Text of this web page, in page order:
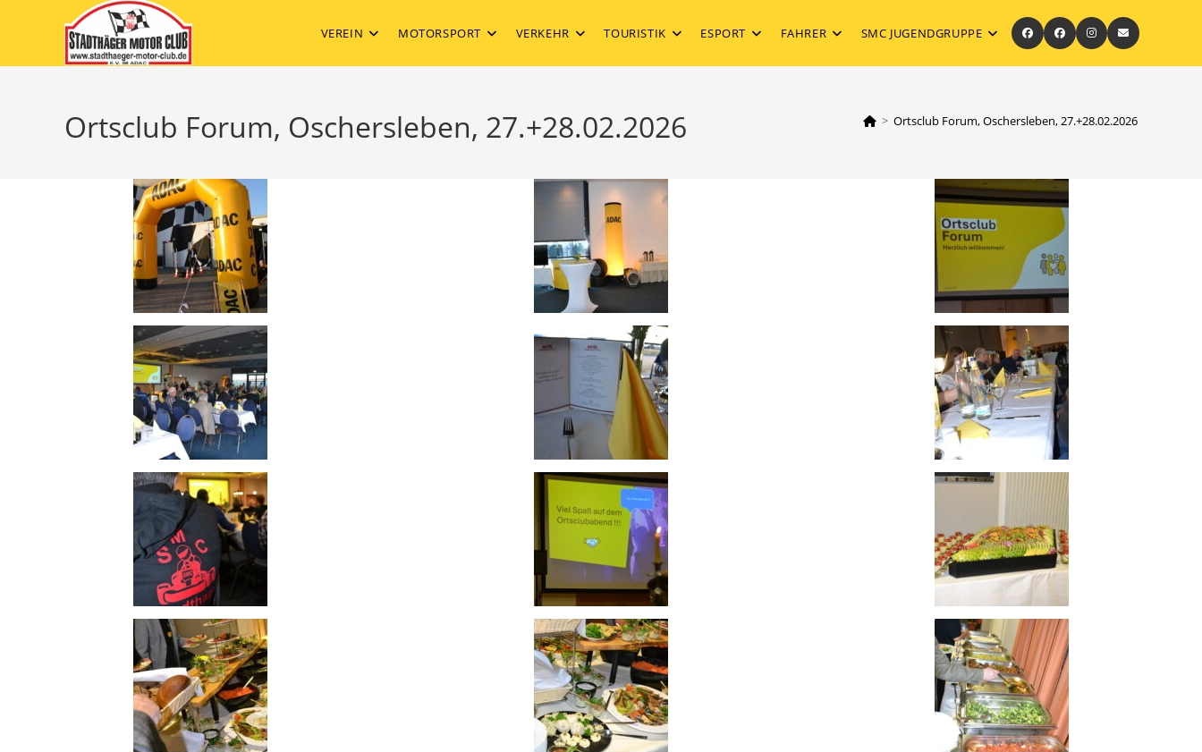
VEREIN MOTORSPORT VERKEHR TOURISTIK ESPORT FAHRER SMC JUGENDGRUPPE
Ortsclub Forum, Oschersleben, 27.+28.02.2026 > Ortsclub Forum, Oschersleben, 27.+28.02.2026